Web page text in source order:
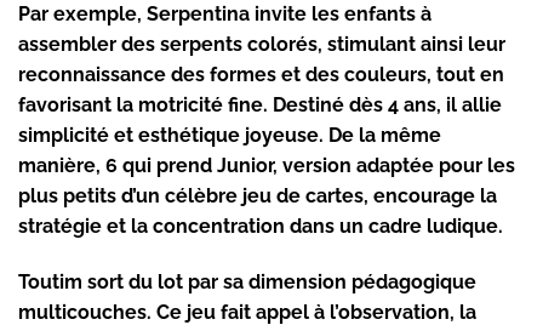
Par exemple, Serpentina invite les enfants à
assembler des serpents colorés, stimulant ainsi leur
reconnaissance des formes et des couleurs, tout en
favorisant la motricité fine. Destiné dès 4 ans, il allie
simplicité et esthétique joyeuse. De la même
manière, 6 qui prend Junior, version adaptée pour les
plus petits d’un célèbre jeu de cartes, encourage la
stratégie et la concentration dans un cadre ludique.
Toutim sort du lot par sa dimension pédagogique
multicouches. Ce jeu fait appel à l’observation, la